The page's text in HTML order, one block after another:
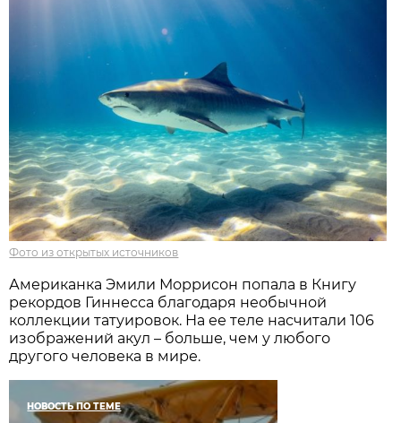
Фото из открытых источников
Американка Эмили Моррисон попала в Книгу
рекордов Гиннесса благодаря необычной
коллекции татуировок. На ее теле насчитали 106
изображений акул – больше, чем у любого
другого человека в мире.
НОВОСТЬ ПО ТЕМЕ